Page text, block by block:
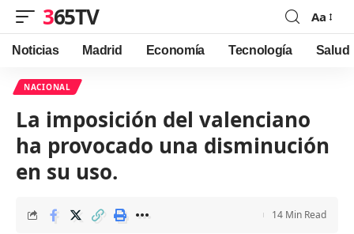
365TV
Font
Resizer
Aa
Noticias Madrid Economía Tecnología Salud
NACIONAL
La imposición del valenciano
ha provocado una disminución
en su uso.
14 Min Read